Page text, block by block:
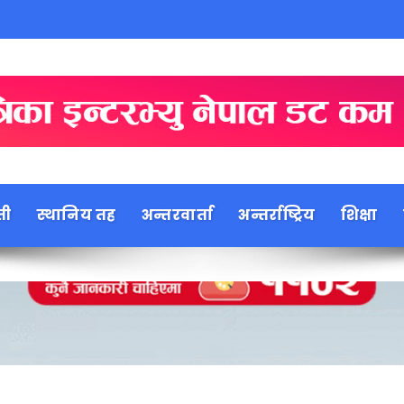
स्थानिय तह अन्तरवार्ता अन्तर्राष्ट्रिय शिक्षा